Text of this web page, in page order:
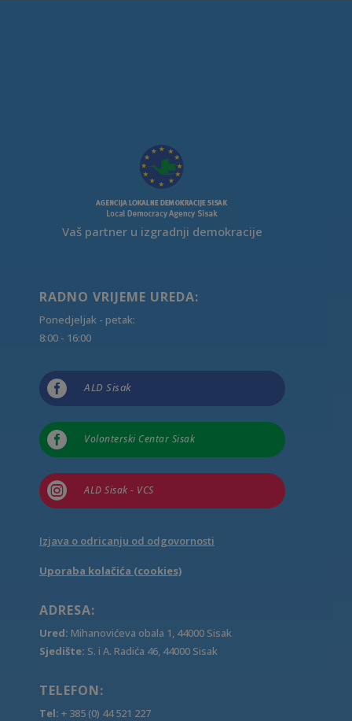
Vaš partner u izgradnji demokracije
RADNO VRIJEME UREDA:
Ponedjeljak - petak:
8:00 - 16:00
 ALD Sisak
 Volonterski Centar Sisak
 ALD Sisak - VCS
Izjava o odricanju od odgovornosti
Uporaba kolačića (cookies)
ADRESA:
Ured: Mihanovićeva obala 1, 44000 Sisak
Sjedište: S. i A. Radića 46, 44000 Sisak
TELEFON:
Tel: + 385 (0) 44 521 227